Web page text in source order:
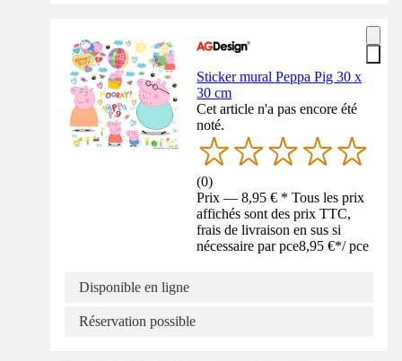
Sticker mural Peppa Pig 30 x
30 cm
Cet article n'a pas encore été
noté.
(0)
Prix — 8,95 € * Tous les prix
affichés sont des prix TTC,
frais de livraison en sus si
nécessaire par pce8,95 €*/ pce
Disponible en ligne
Réservation possible